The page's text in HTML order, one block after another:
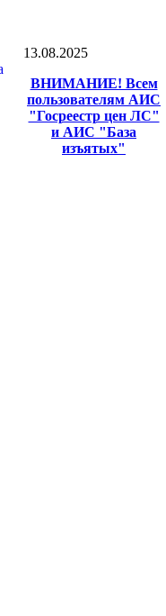
13.08.2025
ВНИМАНИЕ! Всем
пользователям АИС
"Госреестр цен ЛС"
и АИС "База
изъятых"